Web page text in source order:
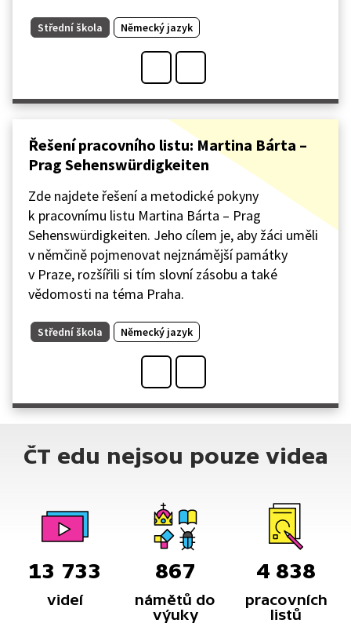
Střední škola Německý jazyk
Řešení pracovního listu: Martina Bárta –
Prag Sehenswürdigkeiten
Zde najdete řešení a metodické pokyny
k pracovnímu listu Martina Bárta – Prag
Sehenswürdigkeiten. Jeho cílem je, aby žáci uměli
v němčině pojmenovat nejznámější památky
v Praze, rozšířili si tím slovní zásobu a také
vědomosti na téma Praha.
Střední škola Německý jazyk
ČT edu nejsou pouze videa
13 733
videí
867
námětů do
výuky
4 838
pracovních
listů